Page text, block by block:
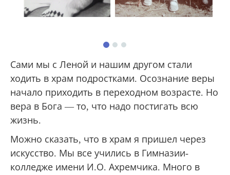
Сами мы с Леной и нашим другом стали
ходить в храм подростками. Осознание веры
начало приходить в переходном возрасте. Но
вера в Бога — то, что надо постигать всю
жизнь.
Можно сказать, что в храм я пришел через
искусство. Мы все учились в Гимназии-
колледже имени И.О. Ахремчика. Много в